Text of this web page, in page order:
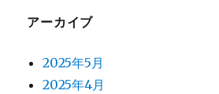
アーカイブ
2025年5月
2025年4月